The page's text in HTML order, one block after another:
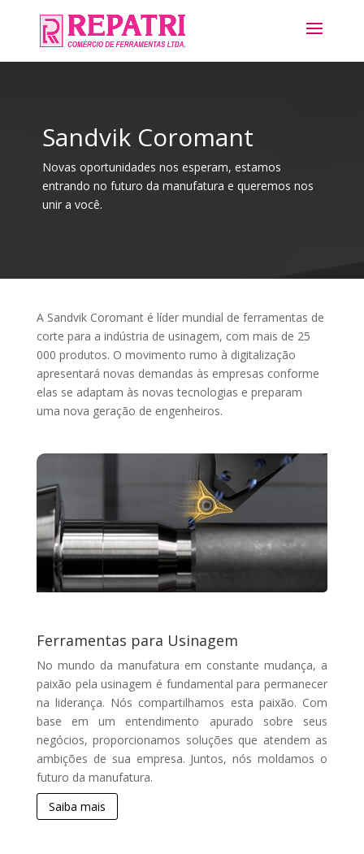
Sandvik Coromant
Novas oportunidades nos esperam, estamos
entrando no futuro da manufatura e queremos nos
unir a você.
A Sandvik Coromant é líder mundial de ferramentas de
corte para a indústria de usinagem, com mais de 25
000 produtos. O movimento rumo à digitalização
apresentará novas demandas às empresas conforme
elas se adaptam às novas tecnologias e preparam
uma nova geração de engenheiros.
Ferramentas para Usinagem
No mundo da manufatura em constante mudança, a
paixão pela usinagem é fundamental para permanecer
na liderança. Nós compartilhamos esta paixão. Com
base em um entendimento apurado sobre seus
negócios, proporcionamos soluções que atendem as
ambições de sua empresa. Juntos, nós moldamos o
futuro da manufatura.
Saiba mais